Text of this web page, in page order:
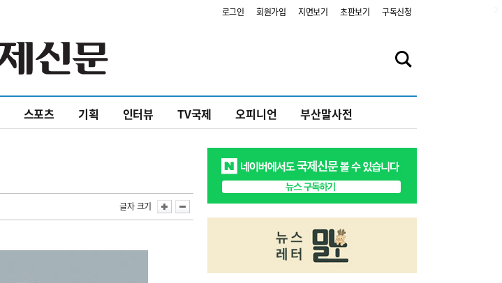
로그인 회원가입 지면보기 초판보기 구독신청
스포츠 기획 인터뷰 TV국제 오피니언 부산말사전
글자 크기